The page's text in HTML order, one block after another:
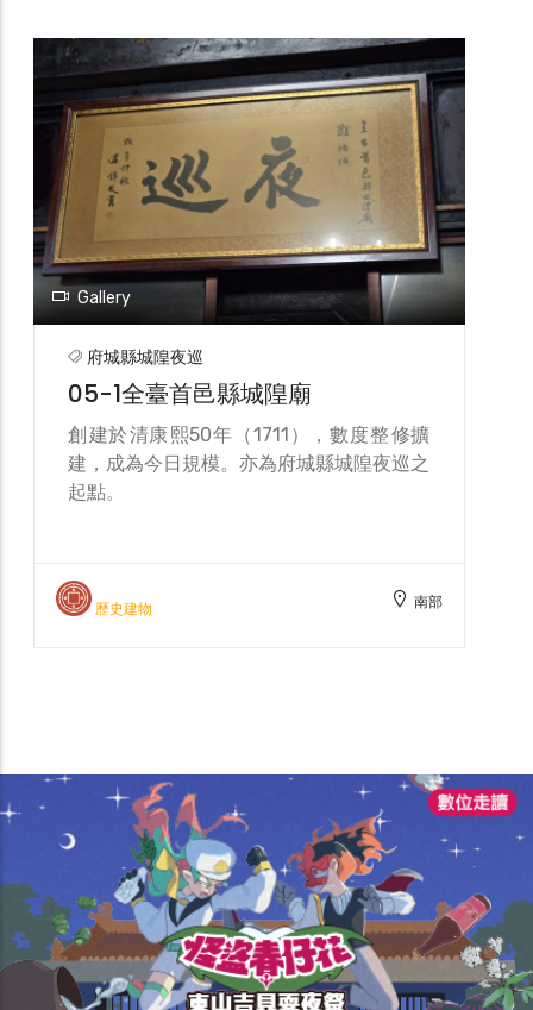
Gallery
府城縣城隍夜巡
05-1全臺首邑縣城隍廟
創​建於​清康​熙50年​（17​11），​數度​整​修擴
建，​成為​今日​規模。​亦​為府​城縣​城隍​夜巡​之​
起點。
歷史建物 南部